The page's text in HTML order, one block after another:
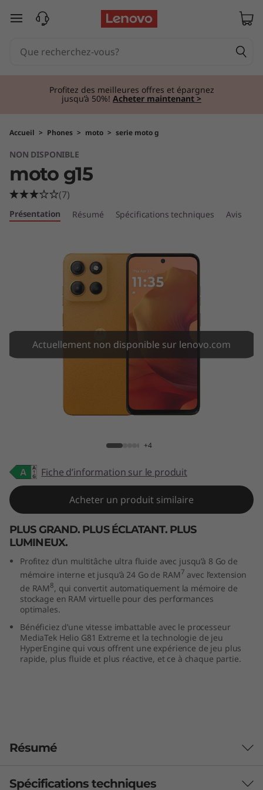
m
1
5
passer au contenu principal
Profitez des meilleures offres et épargnez
jusqu’à 50%! Acheter maintenant >
Accueil > Phones > moto > serie moto g
NON DISPONIBLE
moto g15
(7)
Présentation Résumé Spécifications techniques Avis
Actuellement non disponible sur lenovo.com
+4
Fiche d’information sur le produit
Acheter un produit similaire
PLUS GRAND. PLUS ÉCLATANT. PLUS
LUMINEUX.
Profitez d’un multitâche ultra fluide avec jusqu’à 8 Go de
mémoire interne et jusqu’à 24 Go de RAM 7 avec l’extension
de RAM 8, qui convertit automatiquement la mémoire de
stockage en RAM virtuelle pour des performances
optimales.
Bénéficiez d’une vitesse imbattable avec le processeur
MediaTek Helio G81 Extreme et la technologie de jeu
HyperEngine qui vous offrent une expérience de jeu plus
rapide, plus fluide et plus réactive, et ce à chaque partie.
Résumé
Spécifications techniques